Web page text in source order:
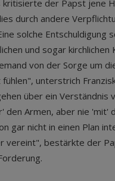
kritisierte der Papst jene
durch andere
solche Entschuldigung
und sogar
von der Sorge um
unterstrich
über ein Verständnis
den Armen, aber nie 'mit'
gar nicht in einen Plan
vereint", bestärkte der